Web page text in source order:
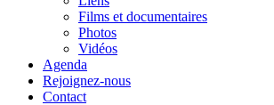
Films et documentaires
Photos
Vidéos
Agenda
Rejoignez-nous
Contact